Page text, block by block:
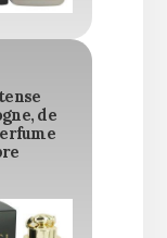
de